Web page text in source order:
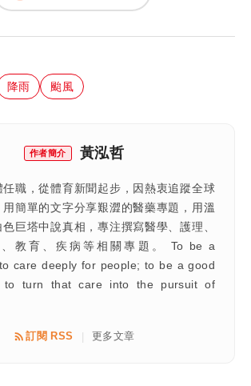
降雨 颱風
作者簡介 黃泓哲
任職，從體育新聞起步，因熱衷追蹤全球
簡單的文字分享艱澀的醫藥專題，用溫
巨塔中說真相，專注撰寫醫學、護理、
教育、疾病等相關專題。 To be a
care deeply for people; to be a good
to turn that care into the pursuit of
訂閱 RSS | 更多文章